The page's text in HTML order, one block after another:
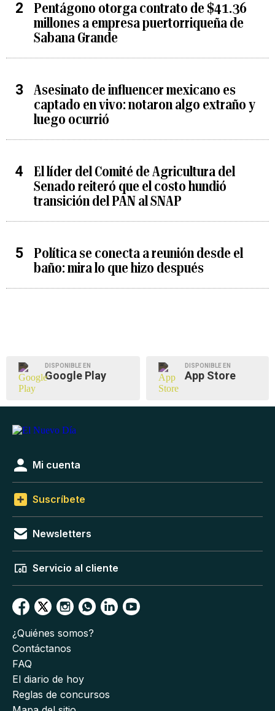
Pentágono otorga contrato de $41.36
millones a empresa puertorriqueña de
Sabana Grande
Asesinato de influencer mexicano es
captado en vivo: notaron algo extraño y
luego ocurrió
El líder del Comité de Agricultura del
Senado reiteró que el costo hundió
transición del PAN al SNAP
Política se conecta a reunión desde el
baño: mira lo que hizo después
DISPONIBLE EN
Google Play
DISPONIBLE EN
App Store
Mi cuenta
Suscríbete
Newsletters
Servicio al cliente
¿Quiénes somos?
Contáctanos
FAQ
El diario de hoy
Reglas de concursos